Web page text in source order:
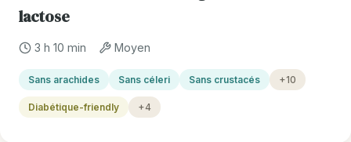
lactose
3 h 10 min Moyen
Sans arachides Sans céleri Sans crustacés +10
Diabétique-friendly +4